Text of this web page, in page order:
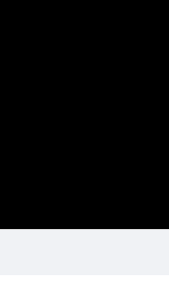
door OnlineBouwers